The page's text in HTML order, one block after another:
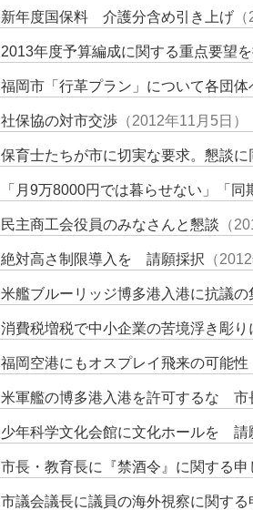
新年度国保料 介護分含め引き上げ（
2013年度予算編成に関する重点要望
福岡市「行革プラン」について各団体
社保協の対市交渉（2012年11月5日）
保育士たちが市に切実な要求。懇談に
「月9万8000円では暮らせない」「
民主商工会役員のみなさんと懇談 （
絶対高さ制限導入を 請願採択 （
米艦ブルーリッジ博多港入港に抗議の
消費税増税で中小企業の苦境浮き彫り
福岡空港にもオスプレイ飛来の可能性
米軍艦の博多港入港を許可するな 市
少年科学文化会館に文化ホールを 請
市長・教育長に『禁酒令』に関する申
市議会議長に議員の海外視察に関す